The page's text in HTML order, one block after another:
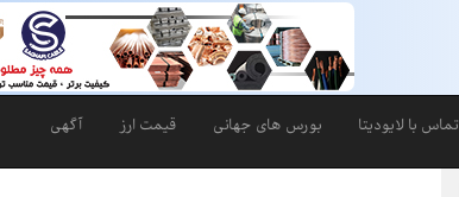
آگهی قیمت ارز بورس های جهانی تماس با لایودیتا